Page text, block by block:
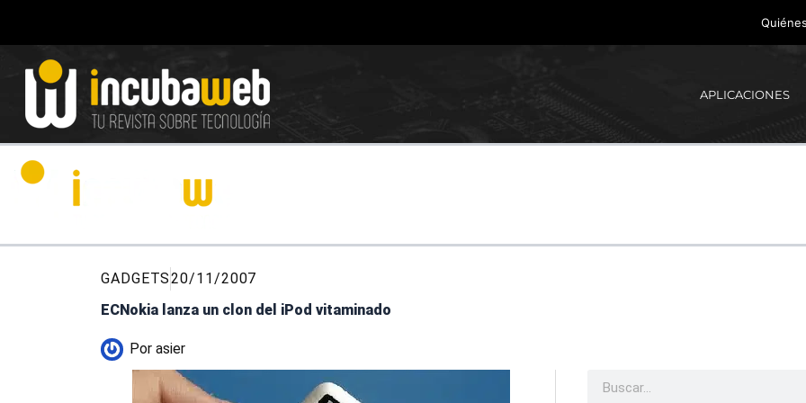
contenido
APLICACIONES
GADGETS20/11/2007
ECNokia lanza un clon del iPod vitaminado
Por asier